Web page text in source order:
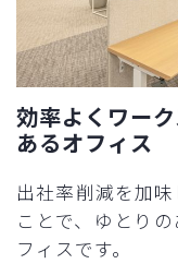
効率よくワー
あるオフィス
出社率削減を加
ことで、ゆとり
フィスです。